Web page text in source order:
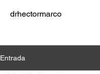
drhectormarco
Entrada